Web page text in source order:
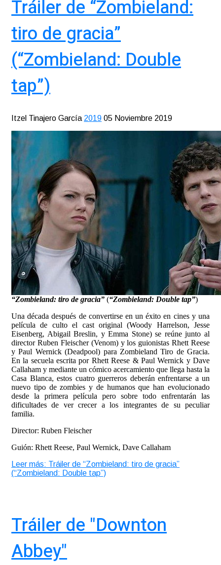
Tráiler de “Zombieland:
tiro de gracia”
(“Zombieland: Double
tap”)
Itzel Tinajero García 2019 05 Noviembre 2019
“Zombieland: tiro de gracia” (“Zombieland: Double tap”)
Una década después de convertirse en un éxito en cines y una
película de culto el cast original (Woody Harrelson, Jesse
Eisenberg, Abigail Breslin, y Emma Stone) se reúne junto al
director Ruben Fleischer (Venom) y los guionistas Rhett Reese
y Paul Wernick (Deadpool) para Zombieland Tiro de Gracia.
En la secuela escrita por Rhett Reese & Paul Wernick y Dave
Callaham y mediante un cómico acercamiento que llega hasta la
Casa Blanca, estos cuatro guerreros deberán enfrentarse a un
nuevo tipo de zombies y de humanos que han evolucionado
desde la primera película pero sobre todo enfrentarán las
dificultades de ver crecer a los integrantes de su peculiar
familia.
Director: Ruben Fleischer
Guión: Rhett Reese, Paul Wernick, Dave Callaham
Leer más: Tráiler de “Zombieland: tiro de gracia”
(“Zombieland: Double tap”)
Tráiler de "Downton
Abbey"